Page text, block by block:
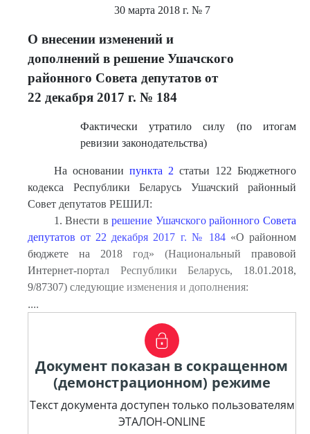
30 марта 2018 г. № 7
О внесении изменений и
дополнений в решение Ушачского
районного Совета депутатов от
22 декабря 2017 г. № 184
Фактически утратило силу (по итогам
ревизии законодательства)
На основании пункта 2 статьи 122 Бюджетного
кодекса Республики Беларусь Ушачский районный
Совет депутатов РЕШИЛ:
1. Внести врешение Ушачского районного Совета
депутатов от 22 декабря 2017 г. № 184«О районном
бюджете на 2018 год» (Национальный правовой
Интернет-портал Республики Беларусь, 18.01.2018,
9/87307) следующие изменения и дополнения:
....
Документ показан в сокращенном
(демонстрационном) режиме
Текст документа доступен только пользователям
ЭТАЛОН-ONLINE